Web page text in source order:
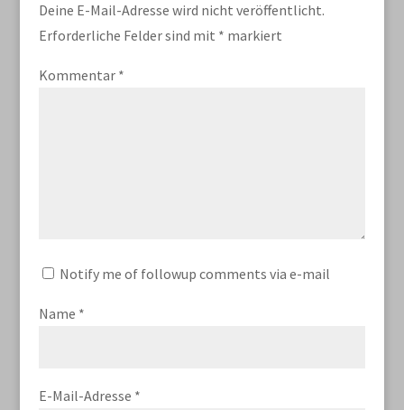
Deine E-Mail-Adresse wird nicht veröffentlicht.
Erforderliche Felder sind mit * markiert
Kommentar *
Notify me of followup comments via e-mail
Name *
E-Mail-Adresse *